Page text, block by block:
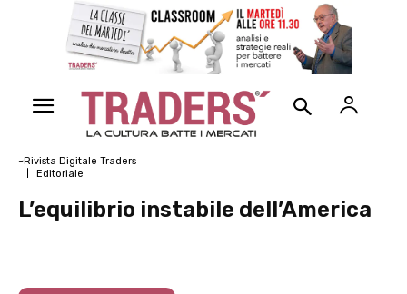
~Rivista Digitale Traders
Editoriale
L’equilibrio instabile dell’America